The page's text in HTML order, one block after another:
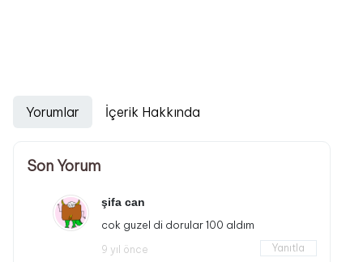
Yorumlar İçerik Hakkında
Son Yorum
şifa can
cok guzel di dorular 100 aldım
9 yıl önce Yanıtla